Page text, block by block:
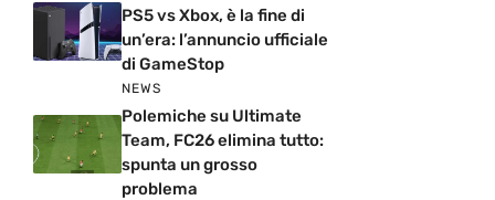
PS5 vs Xbox, è la fine di
un’era: l’annuncio ufficiale
di GameStop
NEWS
Polemiche su Ultimate
Team, FC26 elimina tutto:
spunta un grosso
problema